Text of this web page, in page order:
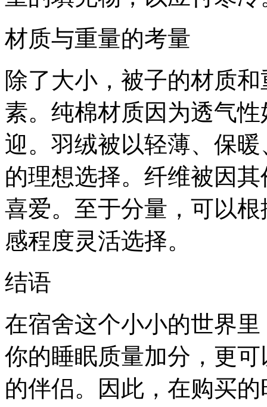
材质与重量的考量
除了大小，被子的材质
素。纯棉材质因为透气
迎。羽绒被以轻薄、保
的理想选择。纤维被因
喜爱。至于分量，可以
感程度灵活选择。
结语
在宿舍这个小小的世界
你的睡眠质量加分，更
的伴侣。因此，在购买